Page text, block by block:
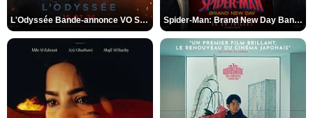
L'Odyssée Bande-annonce VO STFR Spider-Man: Brand New Day Bande-annonce VO STFR